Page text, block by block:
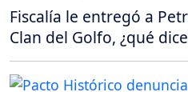
Fiscalía le entregó a
Clan del Golfo, ¿qué